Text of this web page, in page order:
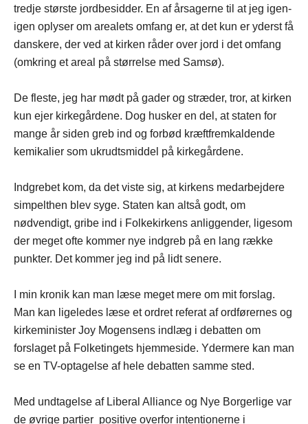
tredje største jordbesidder. En af årsagerne til at jeg igen-
igen oplyser om arealets omfang er, at det kun er yderst få
danskere, der ved at kirken råder over jord i det omfang
(omkring et areal på størrelse med Samsø).
De fleste, jeg har mødt på gader og stræder, tror, at kirken
kun ejer kirkegårdene. Dog husker en del, at staten for
mange år siden greb ind og forbød kræftfremkaldende
kemikalier som ukrudtsmiddel på kirkegårdene.
Indgrebet kom, da det viste sig, at kirkens medarbejdere
simpelthen blev syge. Staten kan altså godt, om
nødvendigt, gribe ind i Folkekirkens anliggender, ligesom
der meget ofte kommer nye indgreb på en lang række
punkter. Det kommer jeg ind på lidt senere.
I min kronik kan man læse meget mere om mit forslag.
Man kan ligeledes læse et ordret referat af ordførernes og
kirkeminister Joy Mogensens indlæg i debatten om
forslaget på Folketingets hjemmeside. Ydermere kan man
se en TV-optagelse af hele debatten samme sted.
Med undtagelse af Liberal Alliance og Nye Borgerlige var
de øvrige partier positive overfor intentionerne i